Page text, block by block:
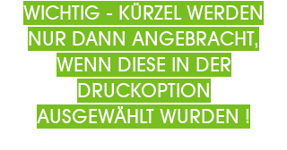
WICHTIG - KÜRZEL WERDEN
NUR DANN ANGEBRACHT,
WENN DIESE IN DER
DRUCKOPTION
AUSGEWÄHLT WURDEN !